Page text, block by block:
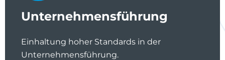
Unternehmensführung
Einhaltung hoher Standards in der
Unternehmensführung.